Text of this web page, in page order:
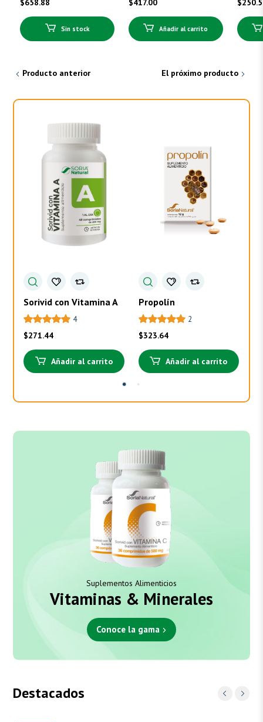
$658.88
Sin stock
$417.00
Añadir al carrito
$
Producto anterior El próximo producto
Sorivid con Vitamina A
4
$271.44
Añadir al carrito
Propolín
2
$323.64
Añadir al carrito
Suplementos Alimenticios
Vitaminas & Minerales
Conoce la gama
Destacados